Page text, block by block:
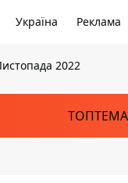
Україна Реклама
2022